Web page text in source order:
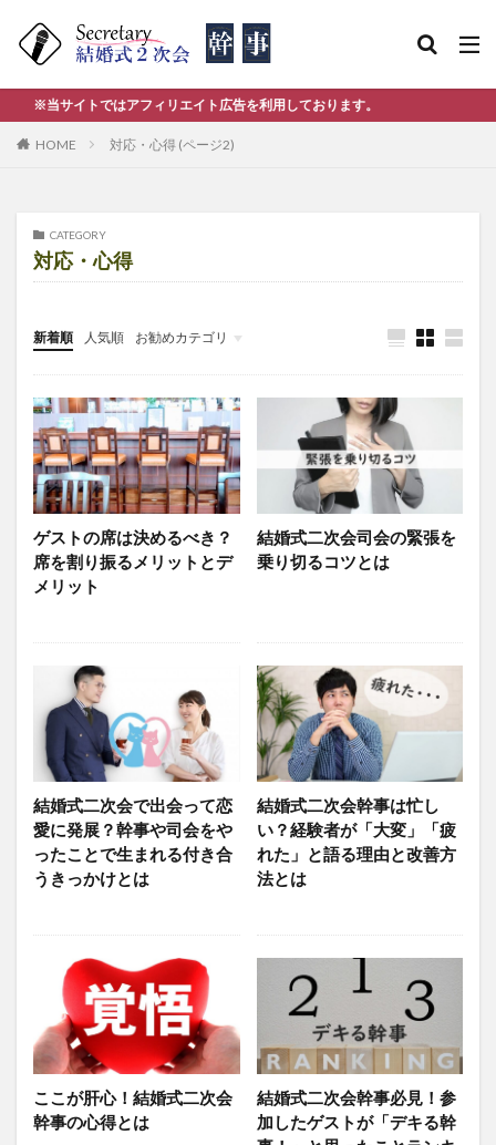
※当サイトではアフィリエイト広告を利用しております。
HOME 対応・心得 (ページ2)
CATEGORY
対応・心得
新着順 人気順 お勧めカテゴリ
幹事人
ゲストの席は決めるべき？
席を割り振るメリットとデ
メリット
結婚式二次会司会の緊張を
乗り切るコツとは
結婚式二次会で出会って恋
愛に発展？幹事や司会をや
ったことで生まれる付き合
うきっかけとは
結婚式二次会幹事は忙し
い？経験者が「大変」「疲
れた」と語る理由と改善方
法とは
ここが肝心！結婚式二次会
幹事の心得とは
結婚式二次会幹事必見！参
加したゲストが「デキる幹